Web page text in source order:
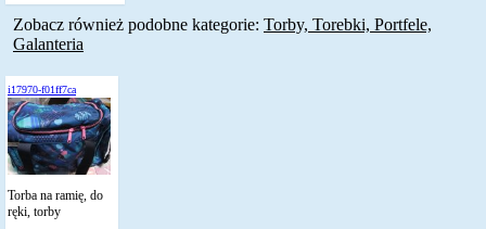
Zobacz również podobne kategorie: Torby, Torebki, Portfele,
Galanteria
i17970-f01ff7ca
Torba na ramię, do
ręki, torby